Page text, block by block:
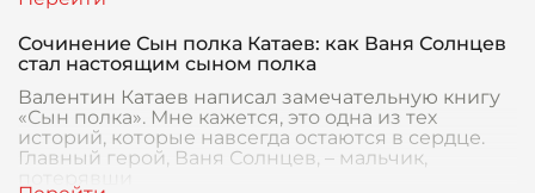
Сочинение Сын полка Катаев: как Ваня Солнцев
стал настоящим сыном полка
Валентин Катаев написал замечательную книгу
«Сын полка». Мне кажется, это одна из тех
историй, которые навсегда остаются в сердце.
Главный герой, Ваня Солнцев, – мальчик,